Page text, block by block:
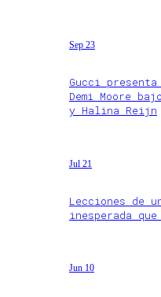
Sep 23
Gucci
Demi Moore
y Halina Reijn
Jul 21
Lecciones de
inesperada
Jun 10